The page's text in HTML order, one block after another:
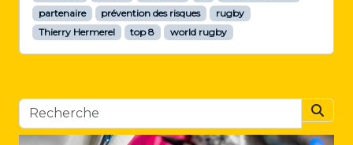
partenaire
prévention des risques
rugby
Thierry Hermerel
top 8 world rugby